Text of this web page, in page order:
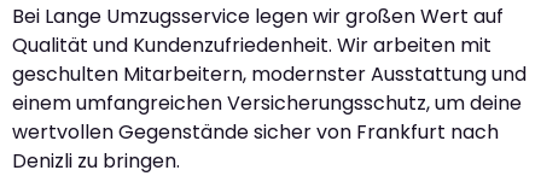
Bei Lange Umzugsservice legen wir großen Wert auf
Qualität und Kundenzufriedenheit. Wir arbeiten mit
geschulten Mitarbeitern, modernster Ausstattung und
einem umfangreichen Versicherungsschutz, um deine
wertvollen Gegenstände sicher von Frankfurt nach
Denizli zu bringen.